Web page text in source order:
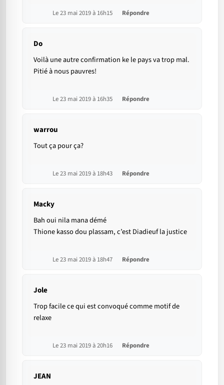
Le 23 mai 2019 à 16h15 Répondre
Do
Voilà une autre confirmation ke le pays va trop mal.
Pitié à nous pauvres!
Le 23 mai 2019 à 16h35 Répondre
warrou
Tout ça pour ça?
Le 23 mai 2019 à 18h43 Répondre
Macky
Bah oui nila mana démé
Thione kasso dou plassam, c’est Diadieuf la justice
Le 23 mai 2019 à 18h47 Répondre
Jole
Trop facile ce qui est convoqué comme motif de
relaxe
Le 23 mai 2019 à 20h16 Répondre
JEAN